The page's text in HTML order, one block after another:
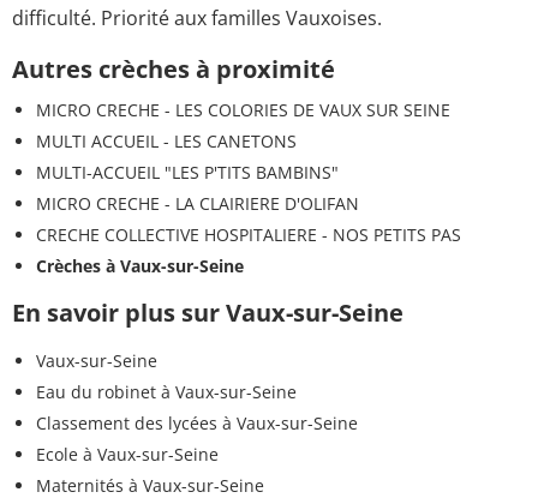
difficulté. Priorité aux familles Vauxoises.
Autres crèches à proximité
MICRO CRECHE - LES COLORIES DE VAUX SUR SEINE
MULTI ACCUEIL - LES CANETONS
MULTI-ACCUEIL "LES P'TITS BAMBINS"
MICRO CRECHE - LA CLAIRIERE D'OLIFAN
CRECHE COLLECTIVE HOSPITALIERE - NOS PETITS PAS
Crèches à Vaux-sur-Seine
En savoir plus sur Vaux-sur-Seine
Vaux-sur-Seine
Eau du robinet à Vaux-sur-Seine
Classement des lycées à Vaux-sur-Seine
Ecole à Vaux-sur-Seine
Maternités à Vaux-sur-Seine